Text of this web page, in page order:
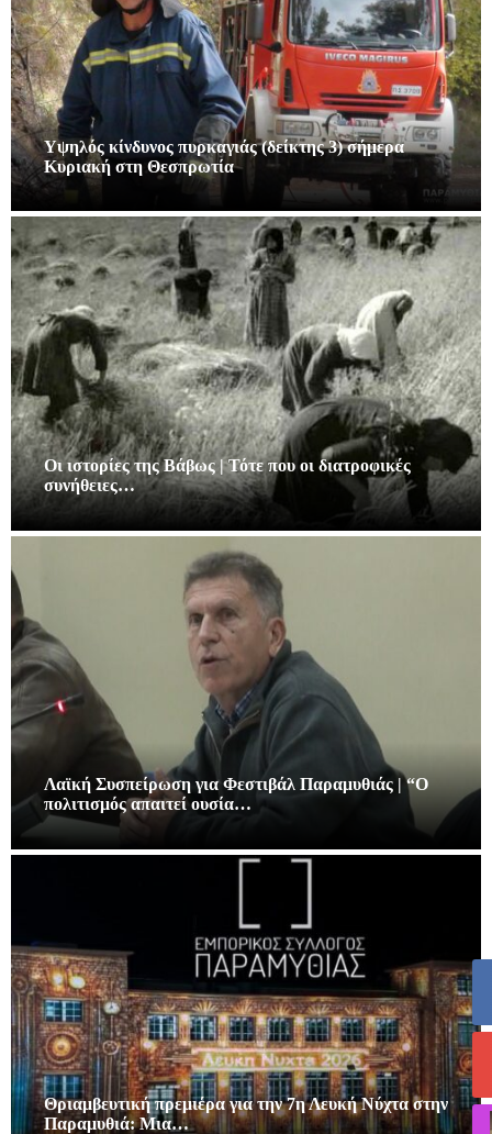
Υψηλός κίνδυνος πυρκαγιάς (δείκτης 3) σήμερα
Κυριακή στη Θεσπρωτία
Οι ιστορίες της Βάβως | Τότε που οι διατροφικές
συνήθειες…
Λαϊκή Συσπείρωση για Φεστιβάλ Παραμυθιάς | “Ο
πολιτισμός απαιτεί ουσία…
Θριαμβευτική πρεμιέρα για την 7η Λευκή Νύχτα στην
Παραμυθιά: Μια…